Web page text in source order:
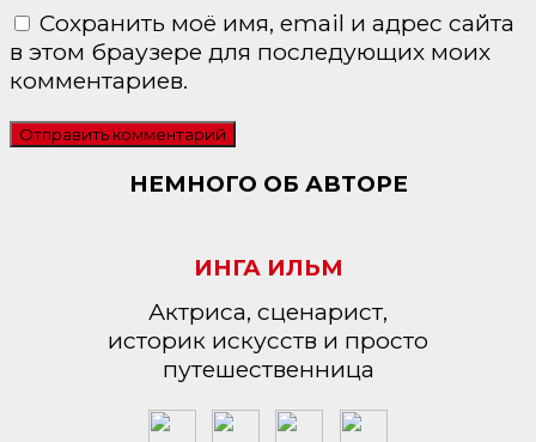
Сохранить моё имя, email и адрес сайта
в этом браузере для последующих моих
комментариев.
НЕМНОГО ОБ АВТОРЕ
ИНГА ИЛЬМ
Актриса, сценарист,
историк искусств и просто
путешественница